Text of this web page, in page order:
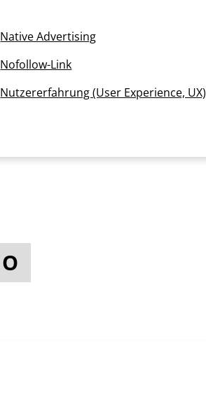
Native Advertising
Nofollow-Link
Nutzererfahrung (User Experience, UX)
O